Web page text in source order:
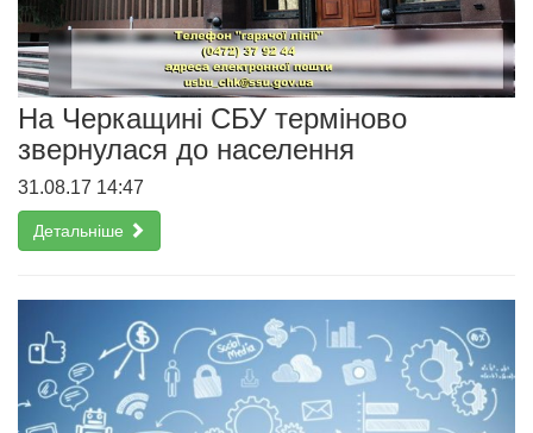
На Черкащині СБУ терміново
звернулася до населення
31.08.17 14:47
Детальніше